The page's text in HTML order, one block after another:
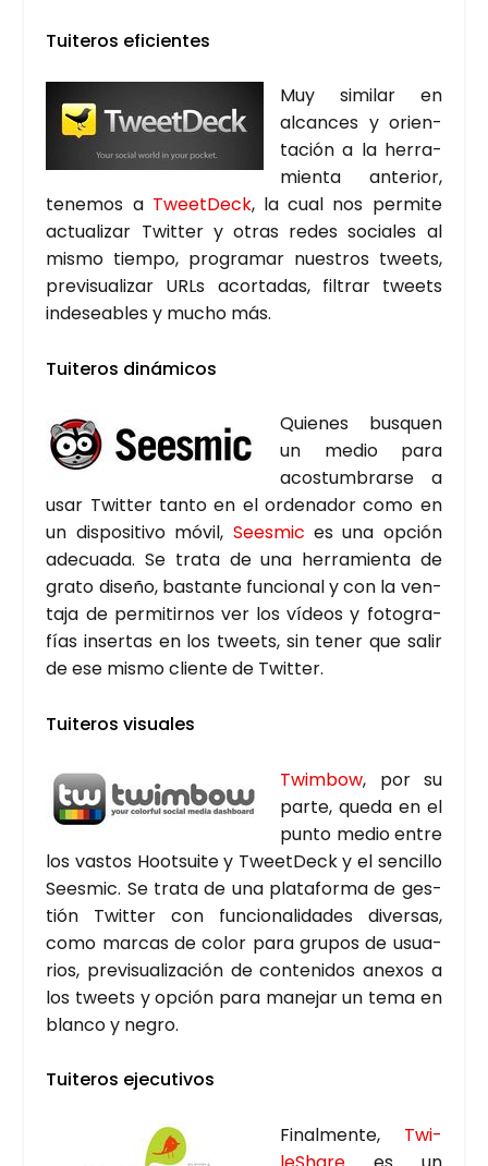
Tui­te­ros efi­cien­tes
Muy simi­lar en
alcan­ces y orien­
ta­ción a la herra­
mien­ta ante­rior,
tene­mos a Tweet­Deck, la cual nos per­mi­te
actua­li­zar Twit­ter y otras redes socia­les al
mis­mo tiem­po, pro­gra­mar nues­tros tweets,
pre­vi­sua­li­zar URLs acor­ta­das, fil­trar tweets
inde­sea­bles y mucho más.
Tui­te­ros diná­mi­cos
Quie­nes bus­quen
un medio para
acos­tum­brar­se a
usar Twit­ter tan­to en el orde­na­dor como en
un dis­po­si­ti­vo móvil, Sees­mic es una opción
ade­cua­da. Se tra­ta de una herra­mien­ta de
gra­to dise­ño, bas­tan­te fun­cio­nal y con la ven­
ta­ja de per­mi­tir­nos ver los vídeos y foto­gra­
fías inser­tas en los tweets, sin tener que salir
de ese mis­mo clien­te de Twit­ter.
Tui­te­ros visua­les
Twim­bow, por su
par­te, que­da en el
pun­to medio entre
los vas­tos Hootsui­te y Tweet­Deck y el sen­ci­llo
Sees­mic. Se tra­ta de una pla­ta­for­ma de ges­
tión Twit­ter con fun­cio­na­li­da­des diver­sas,
como mar­cas de color para gru­pos de usua­
rios, pre­vi­sua­li­za­ción de con­te­ni­dos ane­xos a
los tweets y opción para mane­jar un tema en
blan­co y negro.
Tui­te­ros eje­cu­ti­vos
Final­men­te, Twi­